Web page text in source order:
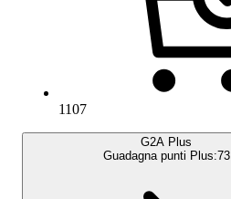
1107
G2A Plus
Guadagna punti Plus:73